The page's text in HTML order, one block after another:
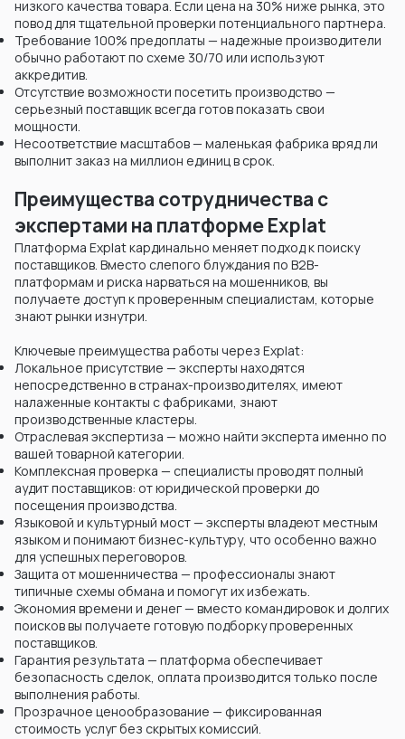
низкого качества товара. Если цена на 30% ниже рынка, это
повод для тщательной проверки потенциального партнера.
Требование 100% предоплаты — надежные производители
обычно работают по схеме 30/70 или используют
аккредитив.
Отсутствие возможности посетить производство —
серьезный поставщик всегда готов показать свои
мощности.
Несоответствие масштабов — маленькая фабрика вряд ли
выполнит заказ на миллион единиц в срок.
Преимущества сотрудничества с
экспертами на платформе Explat
Платформа Explat кардинально меняет подход к поиску
поставщиков. Вместо слепого блуждания по B2B-
платформам и риска нарваться на мошенников, вы
получаете доступ к проверенным специалистам, которые
знают рынки изнутри.
Ключевые преимущества работы через Explat:
Локальное присутствие — эксперты находятся
непосредственно в странах-производителях, имеют
налаженные контакты с фабриками, знают
производственные кластеры.
Отраслевая экспертиза — можно найти эксперта именно по
вашей товарной категории.
Комплексная проверка — специалисты проводят полный
аудит поставщиков: от юридической проверки до
посещения производства.
Языковой и культурный мост — эксперты владеют местным
языком и понимают бизнес-культуру, что особенно важно
для успешных переговоров.
Защита от мошенничества — профессионалы знают
типичные схемы обмана и помогут их избежать.
Экономия времени и денег — вместо командировок и долгих
поисков вы получаете готовую подборку проверенных
поставщиков.
Гарантия результата — платформа обеспечивает
безопасность сделок, оплата производится только после
выполнения работы.
Прозрачное ценообразование — фиксированная
стоимость услуг без скрытых комиссий.